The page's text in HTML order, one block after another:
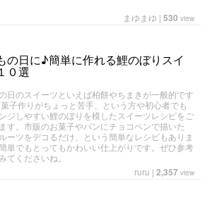
まゆまゆ | 530 view
の日に♪簡単に作れる鯉のぼりスイ
０選
日のスイーツといえば柏餅やちまきが一般的です
子作りがちょっと苦手、という方や初心者でも
ジしやすい鯉のぼりを模したスイーツレシピをご
す。市販のお菓子やパンにチョコペンで描いた
ーツをデコるだけ、という簡単なレシピもありま
単でもとってもかわいい仕上がりです。ぜひ参考
てくださいね。
ruru | 2,357 view